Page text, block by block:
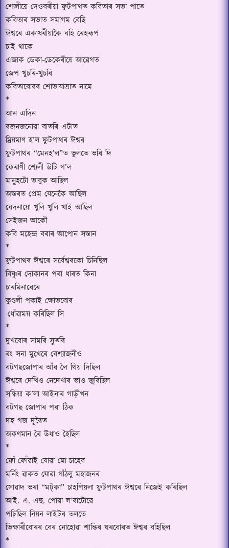
শ্যেলীয়ে দেওবৰীয়া ফুটপাথত কবিতাৰ সভা পাতে
কবিতাৰ সভাত সমাগম বেছি
ঈশ্বৰে একাষৰীয়াকৈ বহি ৰেহৰূপ
চাই থাকে
এজাক ডেকা-ডেকেৰীয়ে আৱেগত
জেপ খুচৰি-খুচৰি
কবিতাবোৰৰ শোভাযাত্ৰাত নামে
*
আন এদিন
ৰজনজনোৱা বাতৰি এটাত
ম্ৰিয়মাণ হ’ল ফুটপাথৰ ঈশ্বৰ
ফুটপাথৰ “মেনহ’ল”ত ভুলতে ভৰি দি
কেৰাণী শ্যেলী উটি গ’ল
মানুহটো ভাবুক আছিল
অন্তৰত প্ৰেম যেনেকৈ আছিল
বেদনায়ো খুলি খুলি খাই আছিল
সেইজন আকৌ
কবি মহেন্দ্ৰ বৰাৰ আপোন সন্তান
*
ফুটপাথৰ ঈশ্বৰে সৰ্বেশ্বৰকো চিনিছিল
বিষ্ণুৰ দোকানৰ পৰা ধাৰত কিনা
চাৰমিনাৰেৰে
কুণ্ডলী পকাই ক্ষোভবোৰ
ধোঁৱাময় কৰিছিল সি
*
দুখবোৰ সামৰি সুতৰি
ৰং সনা মুখেৰে বেশ্যাজনীও
বটগছজোপাৰ আঁৰ লৈ থিয় দিছিল
ঈশ্বৰে দেখিও নেদেখাৰ ভাও জুৰিছিল
সন্ধিয়া ক’লা আইনাৰ গাড়ীখন
বটগছ জোপাৰ পৰা ঠিক
দহ গজ দূৰৈত
অকণমান ৰৈ উধাও হৈছিল
*
ফোঁ-ফোঁৱাই যোৱা মো-চাহেব
মৰ্নিং ৱাকত যোৱা গাঁঠলু মহাজনৰ
সোৱাদ ভৰা “মট্‌কা” চাহপিয়লা ফুটপাথৰ ঈশ্বৰে নিজেই কৰিছিল
আই. এ. এছ. পোৱা ল’ৰাটোৱে
পঢ়িছিল নিয়ন লাইটৰ তলতে
ভিক্ষাৰীবোৰৰ বেৰ নোহোৱা শান্তিৰ ঘৰবোৰত ঈশ্বৰ বহিছিল
*